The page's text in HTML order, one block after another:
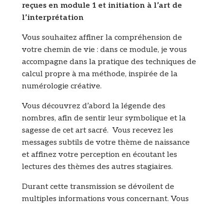
reçues en module 1 et initiation à l’art de
l’interprétation
Vous souhaitez affiner la compréhension de
votre chemin de vie : dans ce module, je vous
accompagne dans la pratique des techniques de
calcul propre à ma méthode, inspirée de la
numérologie créative.
Vous découvrez d’abord la légende des
nombres, afin de sentir leur symbolique et la
sagesse de cet art sacré. Vous recevez les
messages subtils de votre thème de naissance
et affinez votre perception en écoutant les
lectures des thèmes des autres stagiaires.
Durant cette transmission se dévoilent de
multiples informations vous concernant. Vous